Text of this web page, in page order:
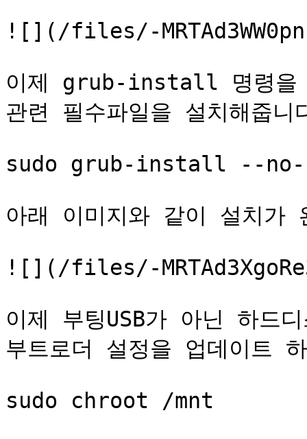
![](/files/-
이제 grub-install 명령을
관련 필수파일을 설치해줍니
sudo grub-install --
아래 이미지와 같이 설치가
![](/files/-
이제 부팅USB가 아닌 하드
부트로더 설정을 업데이트
sudo chroot /mnt